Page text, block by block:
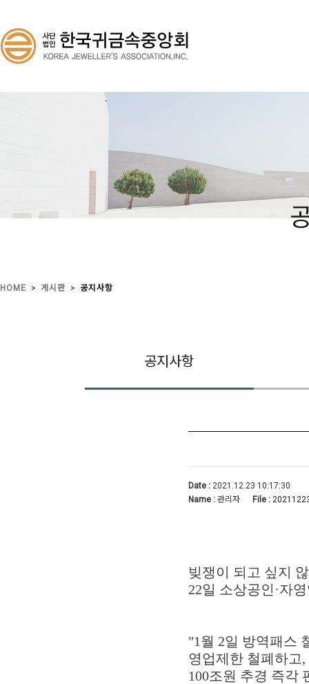
HOME > 게시판 > 공지사항
공지사항
Date :2021.12.23 10:17:30
Name :관리자 File :
빚쟁이 되고 싶지
22일 소상공인·자
"1월 2일 방역패스
영업제한 철폐하고
100조원 추경 즉각